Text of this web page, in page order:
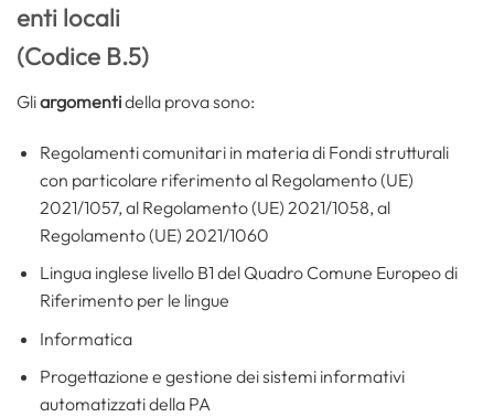
enti locali
(Codice B.5)
Gliargomentidella prova sono:
Regolamenti comunitari in materia di Fondi strutturali
con particolare riferimento al Regolamento (UE)
2021/1057, al Regolamento (UE) 2021/1058, al
Regolamento (UE) 2021/1060
Lingua inglese livello B1 del Quadro Comune Europeo di
Riferimento per le lingue
Informatica
Progettazione e gestione dei sistemi informativi
automatizzati della PA